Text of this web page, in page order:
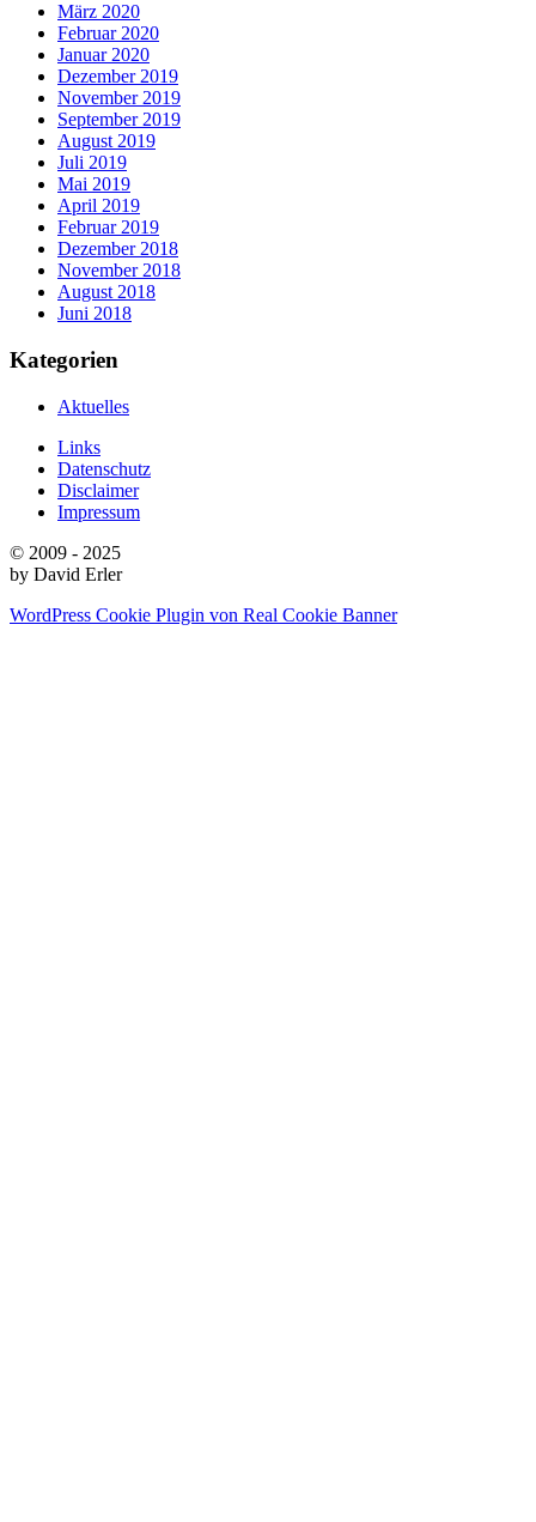
März 2020
Februar 2020
Januar 2020
Dezember 2019
November 2019
September 2019
August 2019
Juli 2019
Mai 2019
April 2019
Februar 2019
Dezember 2018
November 2018
August 2018
Juni 2018
Kategorien
Aktuelles
Links
Datenschutz
Disclaimer
Impressum
© 2009 - 2025
by David Erler
WordPress Cookie Plugin von Real Cookie Banner